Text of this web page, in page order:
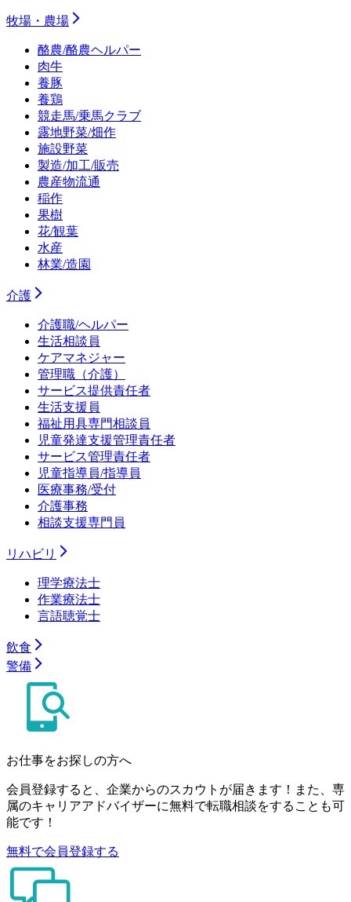
牧場・農場
酪農/酪農ヘルパー
肉牛
養豚
養鶏
競走馬/乗馬クラブ
露地野菜/畑作
施設野菜
製造/加工/販売
農産物流通
稲作
果樹
花/観葉
水産
林業/造園
介護
介護職/ヘルパー
生活相談員
ケアマネジャー
管理職（介護）
サービス提供責任者
生活支援員
福祉用具専門相談員
児童発達支援管理責任者
サービス管理責任者
児童指導員/指導員
医療事務/受付
介護事務
相談支援専門員
リハビリ
理学療法士
作業療法士
言語聴覚士
飲食
警備
お仕事をお探しの方へ
会員登録すると、企業からのスカウトが届きます！また、専
属のキャリアアドバイザーに無料で転職相談をすることも可
能です！
無料で会員登録する